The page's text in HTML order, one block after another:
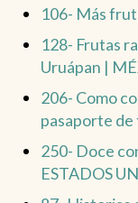
106- Más
128- Frutas
Uruápan |
206- Como
pasaporte
250- Doce
ESTADOS